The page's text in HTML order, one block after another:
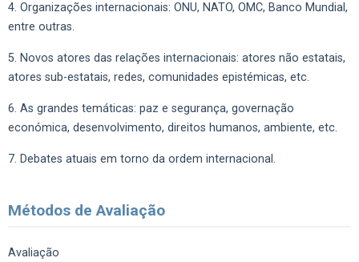
4. Organizações internacionais: ONU, NATO, OMC, Banco Mundial,
entre outras.
5. Novos atores das relações internacionais: atores não estatais,
atores sub-estatais, redes, comunidades epistémicas, etc.
6. As grandes temáticas: paz e segurança, governação
económica, desenvolvimento, direitos humanos, ambiente, etc.
7. Debates atuais em torno da ordem internacional.
Métodos de Avaliação
Avaliação